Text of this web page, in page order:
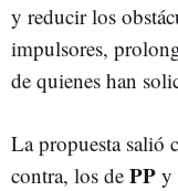
y reducir los
impulsores,
de quienes han
La propuesta salió
contra, los de PP y